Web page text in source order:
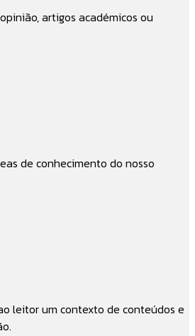
artigos académicos ou
de conhecimento do nosso
leitor um contexto de conteúdos e